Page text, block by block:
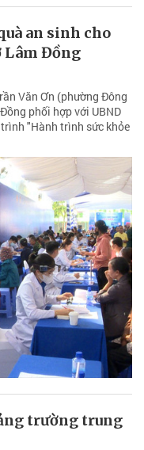
an sinh cho
Lâm Đồng
Văn Ơn (phường Đông
phối hợp với UBND
"Hành trình sức khỏe
trường trung